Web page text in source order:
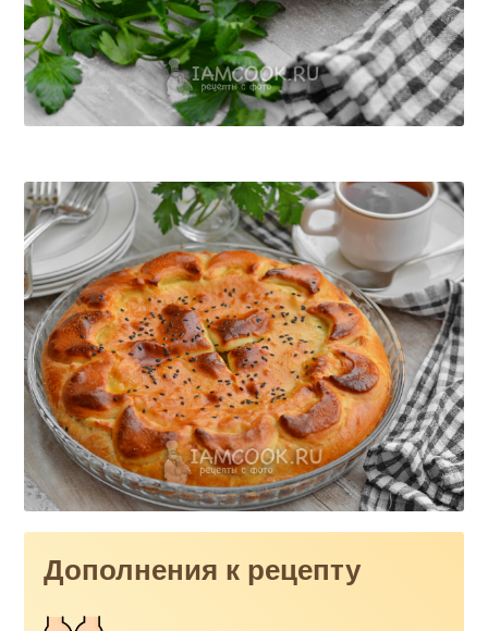
Дополнения к рецепту